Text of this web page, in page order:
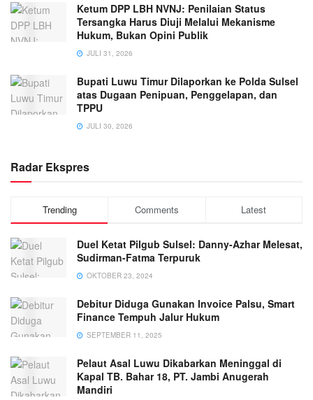
Ketum DPP LBH NVNJ: Penilaian Status
Tersangka Harus Diuji Melalui Mekanisme
Hukum, Bukan Opini Publik
JULI 31, 2026
Bupati Luwu Timur Dilaporkan ke Polda Sulsel
atas Dugaan Penipuan, Penggelapan, dan
TPPU
JULI 30, 2026
Radar Ekspres
Trending Comments Latest
Duel Ketat Pilgub Sulsel: Danny-Azhar Melesat,
Sudirman-Fatma Terpuruk
OKTOBER 23, 2024
Debitur Diduga Gunakan Invoice Palsu, Smart
Finance Tempuh Jalur Hukum
SEPTEMBER 11, 2025
Pelaut Asal Luwu Dikabarkan Meninggal di
Kapal TB. Bahar 18, PT. Jambi Anugerah
Mandiri